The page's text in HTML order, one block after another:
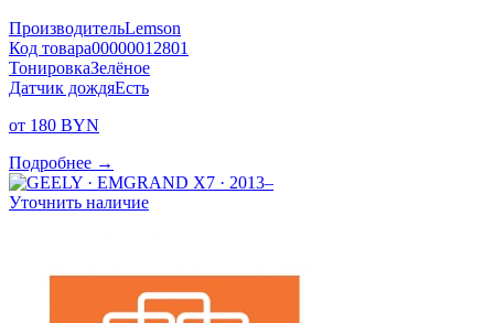
ПроизводительLemson
Код товара00000012801
ТонировкаЗелёное
Датчик дождяЕсть
от 180 BYN
Подробнее →
Уточнить наличие